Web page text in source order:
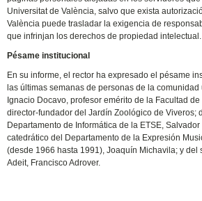
Universitat de València, salvo que exista
València puede trasladar la exigencia de
que infrinjan los derechos de propiedad intelectual.
Pésame institucional
En su informe, el rector ha expresado el pésame
las últimas semanas de personas de la
Ignacio Docavo, profesor emérito de la Facultad
director-fundador del Jardín Zoológico de Viveros;
Departamento de Informática de la ETSE,
catedrático del Departamento de la Expresión
(desde 1966 hasta 1991), Joaquín Michavila; y del
Adeit, Francisco Adrover.